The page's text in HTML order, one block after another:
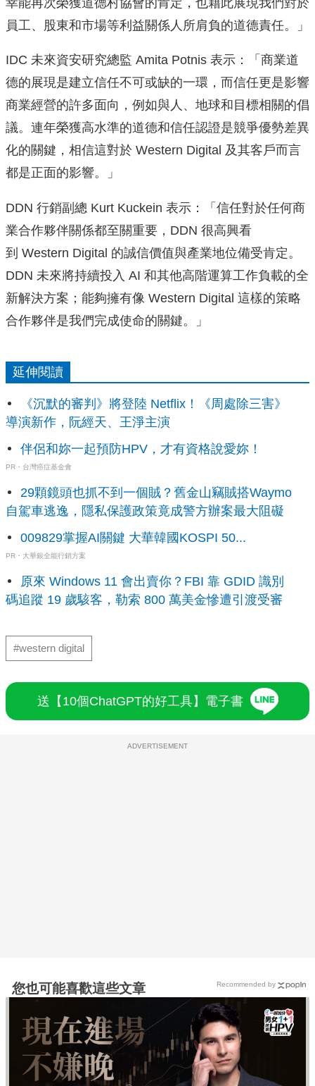
員工、 股東和市場等利益關係人所肩負的道德責任。」
IDC 未來資安研究總監 Amita Potnis 表示：「商業道
德的展現是建立信任不可或缺的一環， 而信任更是影響
商業經營的許多面向，例如與人、 地球和目標相關的倡
議。 連年榮獲高水準的道德和信任認證是競爭優勢差異
化的關鍵， 相信這對於 Western Digital 及其客戶而言
都是正面的影響。」
DDN 行銷副總 Kurt Kuckein 表示：「信任對於任何商
業合作夥伴關係都至關重要，DDN 很高興看
到 Western Digital 的誠信價值與產業地位備受肯定。
DDN 未來將持續投入 AI 和其他高階運算工作負載的全
新解決方案；能夠擁有像 Western Digital 這樣的策略
合作夥伴是我們完成使命的關鍵。」
延伸閱讀
《沉默的審判》將登陸 Netflix！《周處除三害》
導演新作，阮經天、王淨主演
伴侶和妳一起預防HPV，才有資格說愛妳！
PR・台灣癌症基金會
29顆鏡頭也抓不到一個賊？舊金山竊賊搭Waymo
自駕車逃逸，隱私保護政策竟成警方辦案最大阻礙
009829掌握AI關鍵 大華韓國KOSPI 50...
PR・大華銀全能行銷方案
原來 Windows 11 會出賣你？FBI 靠 GDID 識別
碼追蹤 19 歲駭客，勒索 800 萬美金慘遭引渡受審
#western digital
送【10個ChatGPT的好工具】電子書
ADVERTISEMENT
您也可能喜歡這些文章 Recommended by